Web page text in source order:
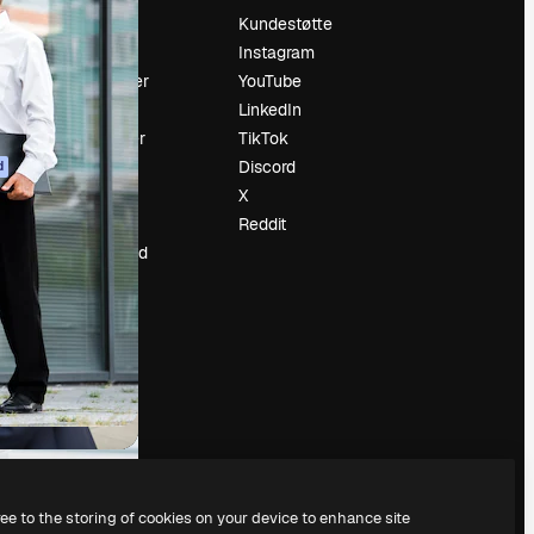
Prising
Om oss
Anmeldelser
Karrierer
Søketrender
Blogg
Hendelser
Slidesgo
Selg innhold
Presserom
Leter etter
magnific.ai
Kundestøtte
Instagram
YouTube
LinkedIn
TikTok
Discord
X
Reddit
to the storing of cookies on your device to enhance site